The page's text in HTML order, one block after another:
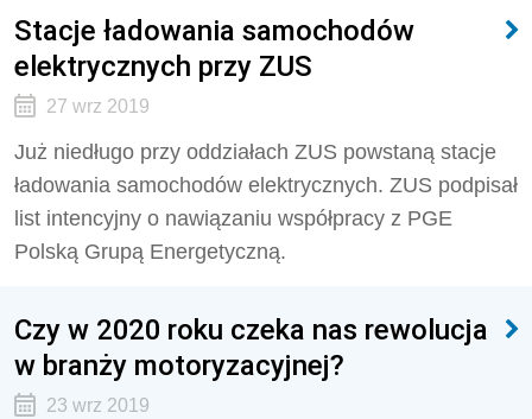
Stacje ładowania samochodów
elektrycznych przy ZUS
27 wrz 2019
Już niedługo przy oddziałach ZUS powstaną stacje
ładowania samochodów elektrycznych. ZUS podpisał
list intencyjny o nawiązaniu współpracy z PGE
Polską Grupą Energetyczną.
Czy w 2020 roku czeka nas rewolucja
w branży motoryzacyjnej?
23 wrz 2019